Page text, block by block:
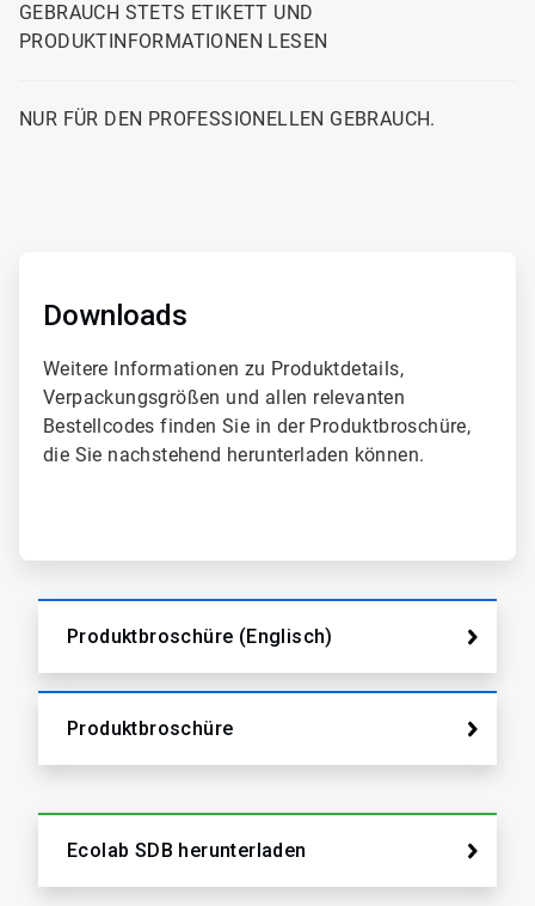
GEBRAUCH STETS ETIKETT UND
PRODUKTINFORMATIONEN LESEN
NUR FÜR DEN PROFESSIONELLEN GEBRAUCH.
Downloads
Weitere Informationen zu Produktdetails,
Verpackungsgrößen und allen relevanten
Bestellcodes finden Sie in der Produktbroschüre,
die Sie nachstehend herunterladen können.
Produktbroschüre (Englisch)
Produktbroschüre
Ecolab SDB herunterladen